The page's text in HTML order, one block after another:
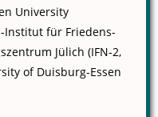
University
Institut für Friedens-
Jülich (IFN-2,
of Duisburg-Essen